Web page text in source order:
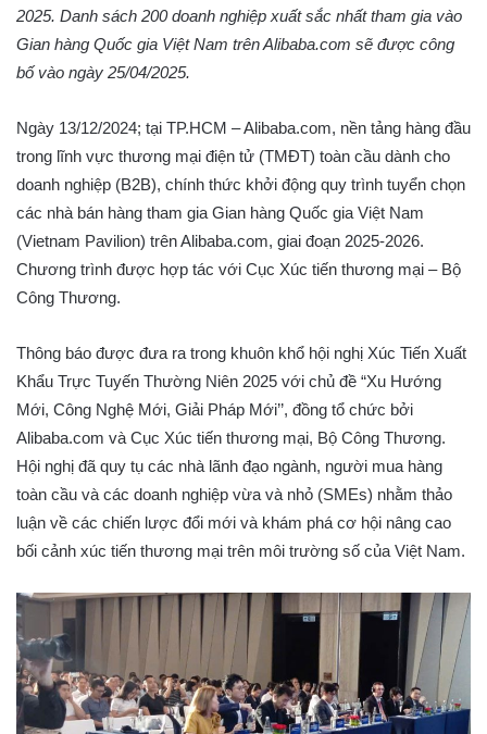
2025. Danh sách 200 doanh nghiệp xuất sắc nhất tham gia vào
Gian hàng Quốc gia Việt Nam trên Alibaba.com sẽ được công
bố vào ngày 25/04/2025.
Ngày 13/12/2024; tại TP.HCM – Alibaba.com, nền tảng hàng đầu
trong lĩnh vực thương mại điện tử (TMĐT) toàn cầu dành cho
doanh nghiệp (B2B), chính thức khởi động quy trình tuyển chọn
các nhà bán hàng tham gia Gian hàng Quốc gia Việt Nam
(Vietnam Pavilion) trên Alibaba.com, giai đoạn 2025-2026.
Chương trình được hợp tác với Cục Xúc tiến thương mại – Bộ
Công Thương.
Thông báo được đưa ra trong khuôn khổ hội nghị Xúc Tiến Xuất
Khẩu Trực Tuyến Thường Niên 2025 với chủ đề “Xu Hướng
Mới, Công Nghệ Mới, Giải Pháp Mới’’, đồng tổ chức bởi
Alibaba.com và Cục Xúc tiến thương mại, Bộ Công Thương.
Hội nghị đã quy tụ các nhà lãnh đạo ngành, người mua hàng
toàn cầu và các doanh nghiệp vừa và nhỏ (SMEs) nhằm thảo
luận về các chiến lược đổi mới và khám phá cơ hội nâng cao
bối cảnh xúc tiến thương mại trên môi trường số của Việt Nam.